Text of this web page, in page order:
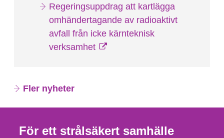
Regeringsuppdrag att kartlägga
omhändertagande av radioaktivt
avfall från icke kärnteknisk
verksamhet
Fler nyheter
För ett strålsäkert samhälle